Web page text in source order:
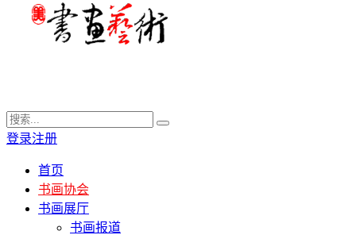
登录注册
首页
书画协会
书画展厅
书画报道